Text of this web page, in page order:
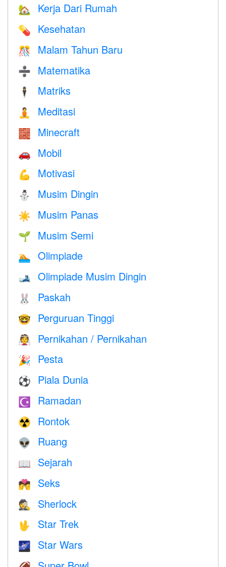
🏡 Kerja Dari Rumah
💊 Kesehatan
🎊 Malam Tahun Baru
➗ Matematika
🕴️ Matriks
🧘 Meditasi
🧱 Minecraft
🚗 Mobil
💪 Motivasi
⛄ Musim Dingin
☀️ Musim Panas
🌱 Musim Semi
🏊 Olimpiade
🎿 Olimpiade Musim Dingin
🐰 Paskah
🤓 Perguruan Tinggi
👰 Pernikahan / Pernikahan
🎉 Pesta
⚽ Piala Dunia
☪️ Ramadan
☢️ Rontok
👽 Ruang
📖 Sejarah
💏 Seks
🕵️ Sherlock
🖖 Star Trek
🌌 Star Wars